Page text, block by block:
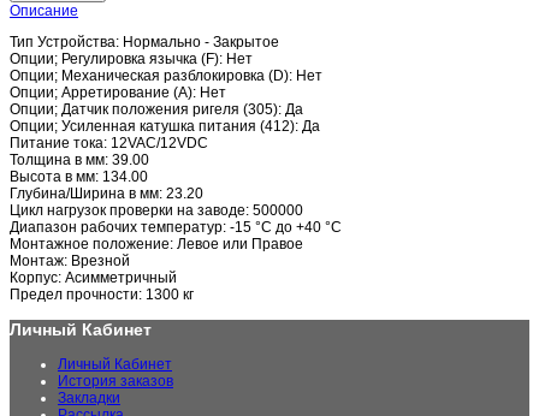
Описание
Тип Устройства: Нормально - Закрытое
Опции; Регулировка язычка (F): Нет
Опции; Механическая разблокировка (D): Нет
Опции; Арретирование (A): Нет
Опции; Датчик положения ригеля (305): Да
Опции; Усиленная катушка питания (412): Да
Питание тока: 12VAC/12VDC
Толщина в мм: 39.00
Высота в мм: 134.00
Глубина/Ширина в мм: 23.20
Цикл нагрузок проверки на заводе: 500000
Диапазон рабочих температур: -15 °C до +40 °C
Монтажное положение: Левое или Правое
Монтаж: Врезной
Корпус: Асимметричный
Предел прочности: 1300 кг
Личный Кабинет
Личный Кабинет
История заказов
Закладки